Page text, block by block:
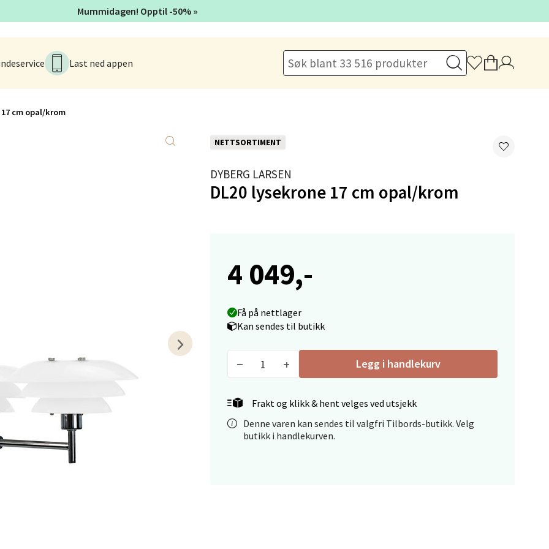
Last ned appen
17 cm opal/krom
NETTSORTIMENT
DYBERG LARSEN
DL20 lysekrone 17 cm opal/krom
4 049,-
Få på nettlager
Kan sendes til butikk
Legg i handlekurv
Frakt og klikk & hent velges ved utsjekk
Denne varen kan sendes til valgfri Tilbords-butikk. Velg
butikk i handlekurven.
Mummidagen! Opptil -50% »
og Sandnes - Kvadrat
1, 4313 Sandnes
Velg
1, 5239 Bergen
- Markens
Velg
Linderud
vei 38, 0594 Oslo
10-19
Velg